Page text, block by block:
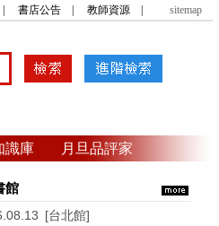
書店公告 教師資源 sitemap
識庫 月旦品評家
館
[台北館]